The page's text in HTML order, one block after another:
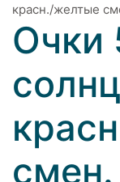
красн./желтые
Очки